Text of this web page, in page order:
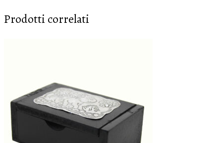
Prodotti correlati